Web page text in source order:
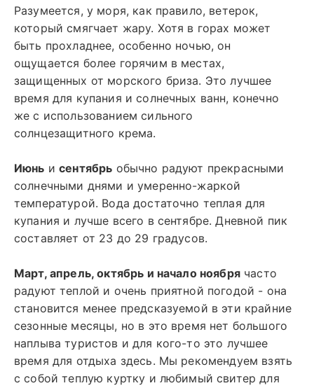
Разумеется, у моря, как правило, ветерок,
который смягчает жару. Хотя в горах может
быть прохладнее, особенно ночью, он
ощущается более горячим в местах,
защищенных от морского бриза. Это лучшее
время для купания и солнечных ванн, конечно
же с использованием сильного
солнцезащитного крема.
Июнь исентябрь обычно радуют прекрасными
солнечными днями и умеренно-жаркой
температурой. Вода достаточно теплая для
купания и лучше всего в сентябре. Дневной пик
составляет от 23 до 29 градусов.
Март, апрель, октябрь и начало ноябрячасто
радуют теплой и очень приятной погодой - она
становится менее предсказуемой в эти крайние
сезонные месяцы, но в это время нет большого
наплыва туристов и для кого-то это лучшее
время для отдыха здесь. Мы рекомендуем взять
с собой теплую куртку и любимый свитер для